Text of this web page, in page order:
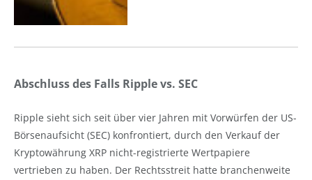
Abschluss des Falls Ripple vs. SEC
Ripple sieht sich seit über vier Jahren mit Vorwürfen der US-
Börsenaufsicht (SEC) konfrontiert, durch den Verkauf der
Kryptowährung XRP nicht-registrierte Wertpapiere
vertrieben zu haben. Der Rechtsstreit hatte branchenweite